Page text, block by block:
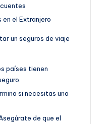
en el Extranjero
un seguros de viaje
países tienen
si necesitas una
de que el